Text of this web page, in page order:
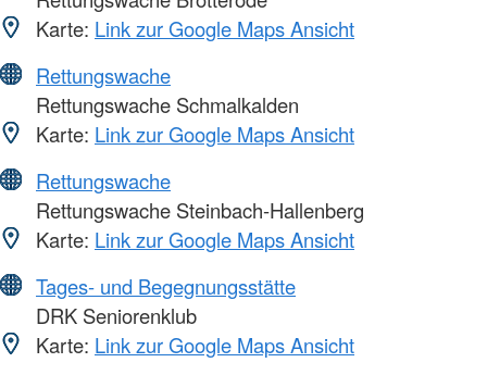
Karte: Link zur Google Maps Ansicht
Rettungswache
Rettungswache Schmalkalden
Karte: Link zur Google Maps Ansicht
Rettungswache
Rettungswache Steinbach-Hallenberg
Karte: Link zur Google Maps Ansicht
Tages- und Begegnungsstätte
DRK Seniorenklub
Karte: Link zur Google Maps Ansicht